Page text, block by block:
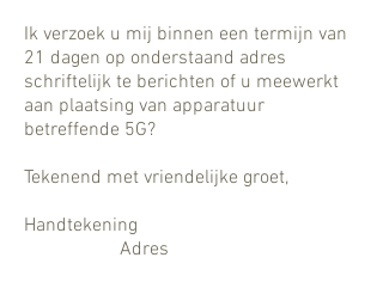
Ik verzoek u mij binnen een termijn van
21 dagen op onderstaand adres
schriftelijk te berichten of u meewerkt
aan plaatsing van apparatuur
betreffende 5G?
Tekenend met vriendelijke groet,
Handtekening
Adres